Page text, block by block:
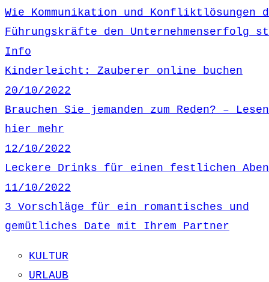
Wie Kommunikation und Konfliktlösungen
Führungskräfte den Unternehmenserfolg
Info
Kinderleicht: Zauberer online buchen
20/10/2022
Brauchen Sie jemanden zum Reden? –
hier mehr
12/10/2022
Leckere Drinks für einen festlichen
11/10/2022
3 Vorschläge für ein romantisches und
gemütliches Date mit Ihrem Partner
KULTUR
URLAUB